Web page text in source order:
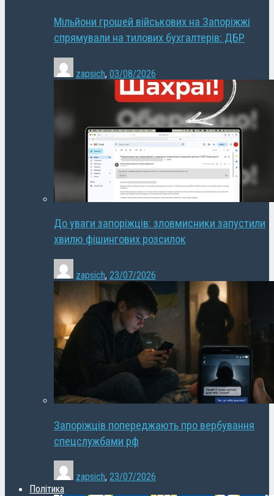
Мільйони грошей військових на Запоріжжі
спрямували на тилових бухгалтерів: ДБР
zapsich, 03/08/2026
До уваги запоріжців: зловмисники запустили
хвилю фішингових розсилок
zapsich, 23/07/2026
Запоріжців попереджають про вербування
спецслужбами рф
zapsich, 23/07/2026
Політика